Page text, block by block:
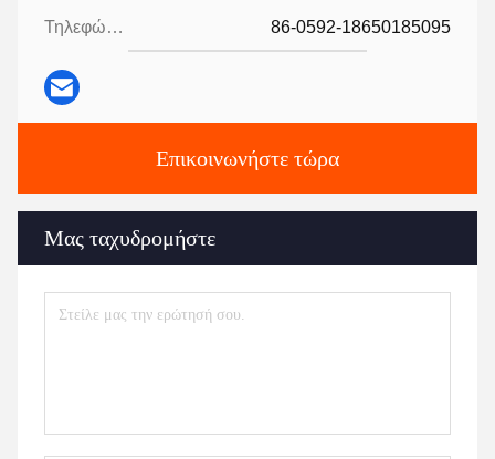
Τηλεφώνημα: 86-0592-18650185095
Επικοινωνήστε τώρα
Μας ταχυδρομήστε